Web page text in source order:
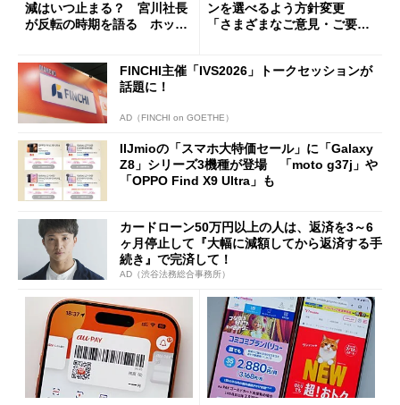
減はいつ止まる？ 宮川社長
が反転の時期を語る ホッピ
ンを選べるよう方針変更
「さまざまなご意見・ご要望
FINCHI主催「IVS2026」トークセッションが
話題に！
AD（FINCHI on GOETHE）
IIJmioの「スマホ大特価セール」に「Galaxy
Z8」シリーズ3機種が登場 「moto g37j」や
「OPPO Find X9 Ultra」も
カードローン50万円以上の人は、返済を3～6
ヶ月停止して『大幅に減額してから返済する手
続き』で完済して！
AD（渋谷法務総合事務所）